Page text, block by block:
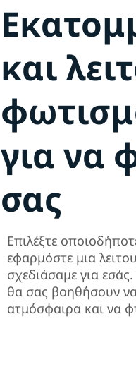
και
για να
σας
Επιλέξτε
εφαρμόστε μια
σχεδιάσαμε για
θα σας βοηθήσουν
ατμόσφαιρα και να